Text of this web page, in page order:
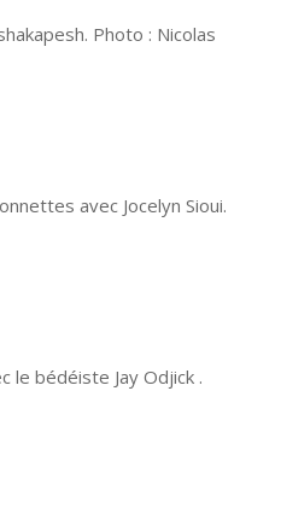
Photo : Nicolas
avec Jocelyn Sioui.
le bédéiste Jay Odjick .